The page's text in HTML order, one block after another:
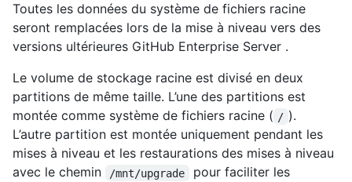
Toutes les données du système de fichiers racine
seront remplacées lors de la mise à niveau vers des
versions ultérieures GitHub Enterprise Server .
Le volume de stockage racine est divisé en deux
partitions de même taille. L’une des partitions est
montée comme système de fichiers racine ( / ).
L’autre partition est montée uniquement pendant les
mises à niveau et les restaurations des mises à niveau
avec le chemin
/mnt/upgrade
pour faciliter les